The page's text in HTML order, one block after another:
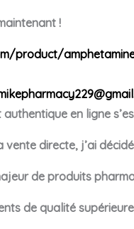
!
product/
en ligne
directe, j’ai
de produits
de qualité